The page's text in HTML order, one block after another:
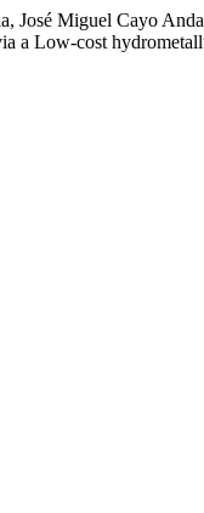
José Miguel Cayo
a Low-cost